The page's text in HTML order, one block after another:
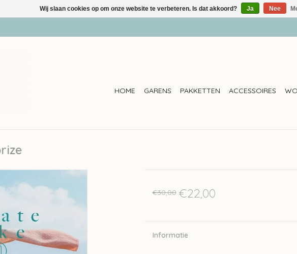
HOME GARENS PAKKETTEN ACCESSOIRES
€30,00 €22,00
Informatie
Wij slaan cookies op om onze website te verbeteren. Is dat akkoord? Ja Nee